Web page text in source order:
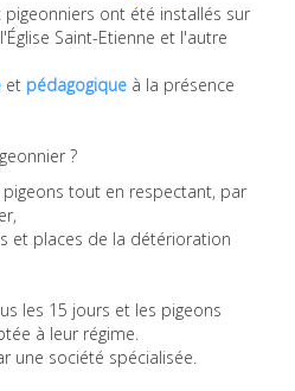
ont été installés sur
Saint-Etienne et l'autre
et pédagogiqueà la présence
?
tout en respectant, par
et places de la détérioration
les 15 jours et les pigeons
à leur régime.
une société spécialisée.